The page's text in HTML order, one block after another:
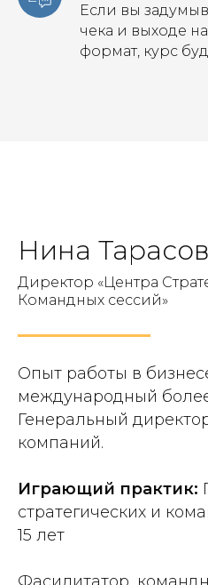
Если вы
чека и выходе
формат, курс
Нина
Директор «Центра
Командных сессий»
Опыт работы в
международный более
Генеральный
компаний.
Играющий практик:
стратегических и
15 лет
Фасилитатор,